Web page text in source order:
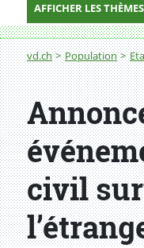
AFFICHER LES THÈMES
Fil
vd.ch Population
Annoncer un
civil